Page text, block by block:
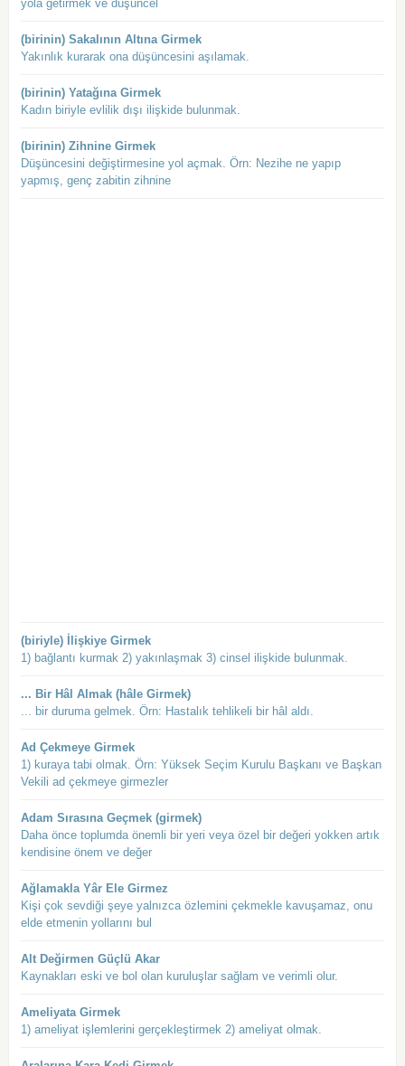
yola getirmek ve düşüncel
(birinin) Sakalının Altına Girmek
Yakınlık kurarak ona düşüncesini aşılamak.
(birinin) Yatağına Girmek
Kadın biriyle evlilik dışı ilişkide bulunmak.
(birinin) Zihnine Girmek
Düşüncesini değiştirmesine yol açmak. Örn: Nezihe ne yapıp
yapmış, genç zabitin zihnine
(biriyle) İlişkiye Girmek
1) bağlantı kurmak 2) yakınlaşmak 3) cinsel ilişkide bulunmak.
... Bir Hâl Almak (hâle Girmek)
... bir duruma gelmek. Örn: Hastalık tehlikeli bir hâl aldı.
Ad Çekmeye Girmek
1) kuraya tabi olmak. Örn: Yüksek Seçim Kurulu Başkanı ve Başkan
Vekili ad çekmeye girmezler
Adam Sırasına Geçmek (girmek)
Daha önce toplumda önemli bir yeri veya özel bir değeri yokken artık
kendisine önem ve değer
Ağlamakla Yâr Ele Girmez
Kişi çok sevdiği şeye yalnızca özlemini çekmekle kavuşamaz, onu
elde etmenin yollarını bul
Alt Değirmen Güçlü Akar
Kaynakları eski ve bol olan kuruluşlar sağlam ve verimli olur.
Ameliyata Girmek
1) ameliyat işlemlerini gerçekleştirmek 2) ameliyat olmak.